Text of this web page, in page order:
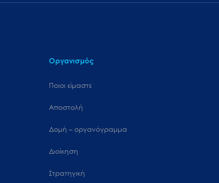
Οργανισμός
Ποιοι είμαστε
Αποστολή
Δομή – οργανόγραμμα
Διοίκηση
Στρατηγική